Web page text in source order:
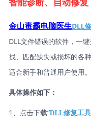
智能诊断、自动修复
金山毒霸电脑医生DLL
DLL文件错误的软件，一
找、匹配缺失或损坏的各
适合新手和普通用户使用。
具体操作如下：
1、点击下载“DLL修复工具